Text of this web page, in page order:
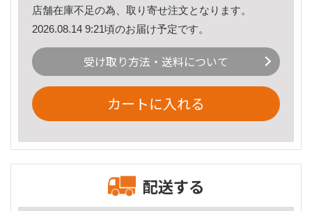
店舗在庫不足の為、取り寄せ注文となります。
2026.08.14 9:21頃のお届け予定です。
受け取り方法・送料について
カートに入れる
配送する